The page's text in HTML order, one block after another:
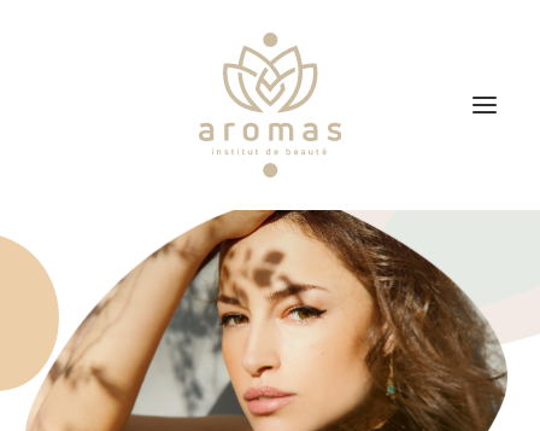
Soins
Je veux faire un bon cadeau
Plan d’accès
Prendre RDV